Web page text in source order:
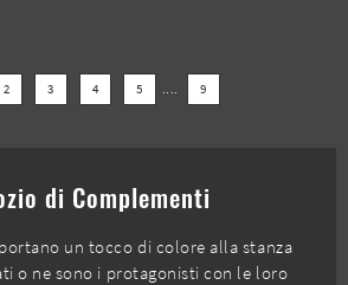
2 3 4 5 9
di Complementi
un tocco di colore alla stanza
o ne sono i protagonisti con le loro